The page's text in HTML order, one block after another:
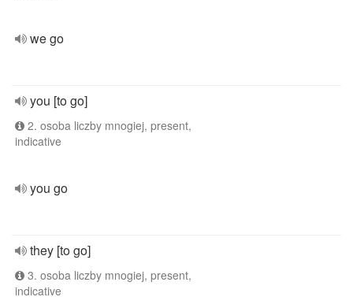
we go
you [to go]
2. osoba liczby mnogiej, present,
indicative
you go
they [to go]
3. osoba liczby mnogiej, present,
indicative